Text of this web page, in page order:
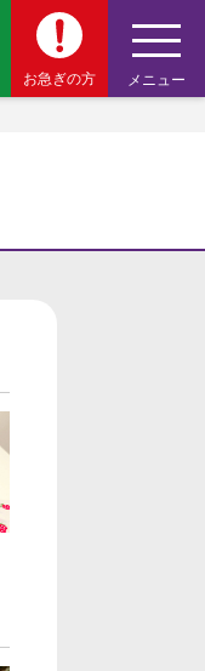
お急ぎの方
メニュー